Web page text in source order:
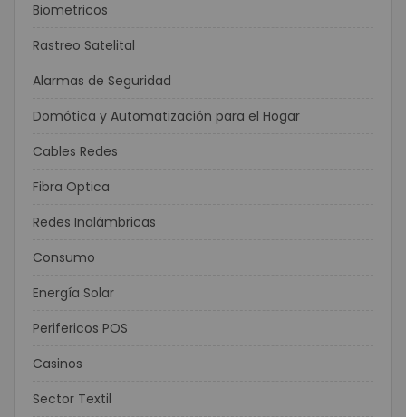
Biometricos
Rastreo Satelital
Alarmas de Seguridad
Domótica y Automatización para el Hogar
Cables Redes
Fibra Optica
Redes Inalámbricas
Consumo
Energía Solar
Perifericos POS
Casinos
Sector Textil